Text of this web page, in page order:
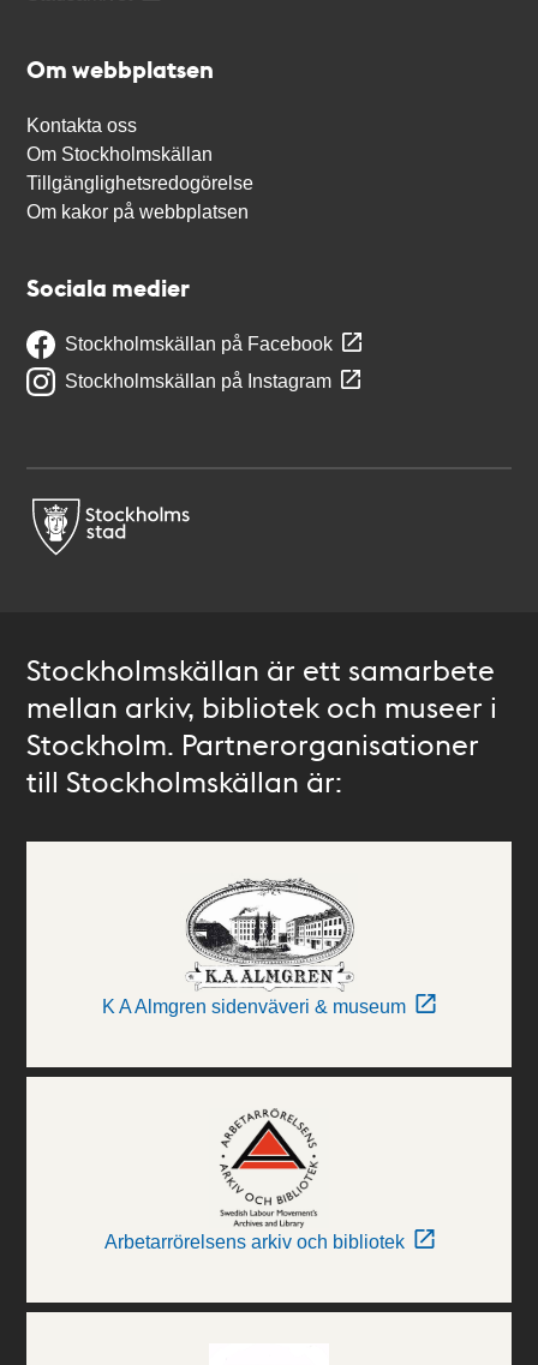
Om webbplatsen
Kontakta oss
Om Stockholmskällan
Tillgänglighetsredogörelse
Om kakor på webbplatsen
Sociala medier
Stockholmskällan på Facebook
Stockholmskällan på Instagram
Stockholmskällan är ett samarbete
mellan arkiv, bibliotek och museer i
Stockholm. Partnerorganisationer
till Stockholmskällan är:
K A Almgren sidenväveri & museum
Arbetarrörelsens arkiv och bibliotek